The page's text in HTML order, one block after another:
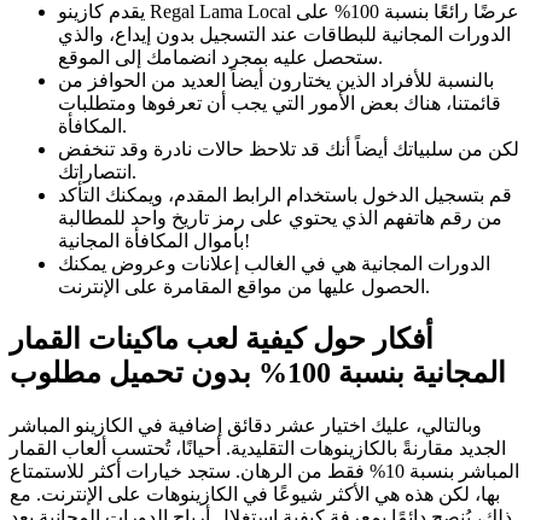
يقدم كازينو Regal Lama Local عرضًا رائعًا بنسبة 100% على
الدورات المجانية للبطاقات عند التسجيل بدون إيداع، والذي
ستحصل عليه بمجرد انضمامك إلى الموقع.
بالنسبة للأفراد الذين يختارون أيضاً العديد من الحوافز من
قائمتنا، هناك بعض الأمور التي يجب أن تعرفوها ومتطلبات
المكافأة.
لكن من سلبياتك أيضاً أنك قد تلاحظ حالات نادرة وقد تنخفض
انتصاراتك.
قم بتسجيل الدخول باستخدام الرابط المقدم، ويمكنك التأكد
من رقم هاتفهم الذي يحتوي على رمز تاريخ واحد للمطالبة
بأموال المكافأة المجانية!
الدورات المجانية هي في الغالب إعلانات وعروض يمكنك
الحصول عليها من مواقع المقامرة على الإنترنت.
أفكار حول كيفية لعب ماكينات القمار
المجانية بنسبة 100% بدون تحميل مطلوب
وبالتالي، عليك اختيار عشر دقائق إضافية في الكازينو المباشر
الجديد مقارنةً بالكازينوهات التقليدية. أحيانًا، تُحتسب ألعاب القمار
المباشر بنسبة 10% فقط من الرهان. ستجد خيارات أكثر للاستمتاع
بها، لكن هذه هي الأكثر شيوعًا في الكازينوهات على الإنترنت. مع